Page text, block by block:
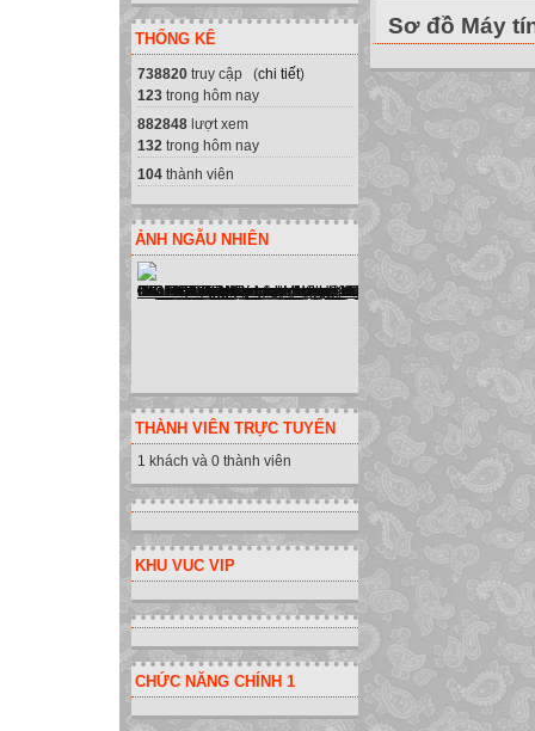
THỐNG KÊ
738820 truy cập (chi tiết)
123 trong hôm nay
882848 lượt xem
132 trong hôm nay
104 thành viên
ẢNH NGẪU NHIÊN
THÀNH VIÊN TRỰC TUYẾN
1 khách và 0 thành viên
KHU VUC VIP
CHỨC NĂNG CHÍNH 1
Ô được chọn là
3. Sử dụng địa
Trong các công
thường được
12
=(12+8)/2
=(22+8)/2
VÍ DỤ
Nhập công thức
Thay đổi 12
Nhập lại công
Làm thế nào để
Tiết 13 Bài 3:
Ta có thể thay
3. Sử dụng công
=(A1+B1)/2
Như vậy: Công
ô A1 và B1 thay
=(A1+B1)/2
Sơ đồ Máy